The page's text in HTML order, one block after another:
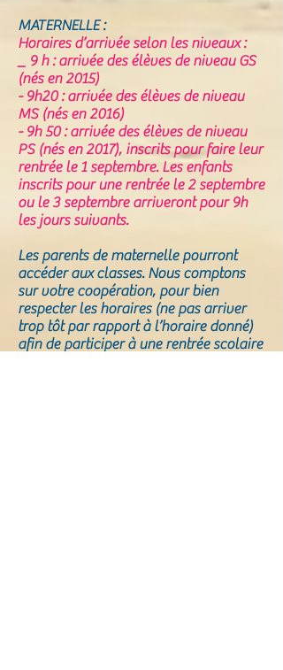
MATERNELLE :
Horaires d’arrivée selon les niveaux :
_ 9 h : arrivée des élèves de niveau GS
(nés en 2015)
- 9h20 : arrivée des élèves de niveau
MS (nés en 2016)
- 9h 50 : arrivée des élèves de niveau
PS (nés en 2017), inscrits pour faire leur
rentrée le 1 septembre. Les enfants
inscrits pour une rentrée le 2 septembre
ou le 3 septembre arriveront pour 9h
les jours suivants.
Les parents de maternelle pourront
accéder aux classes. Nous comptons
sur votre coopération, pour bien
respecter les horaires (ne pas arriver
trop tôt par rapport à l’horaire donné)
afin de participer à une rentrée scolaire